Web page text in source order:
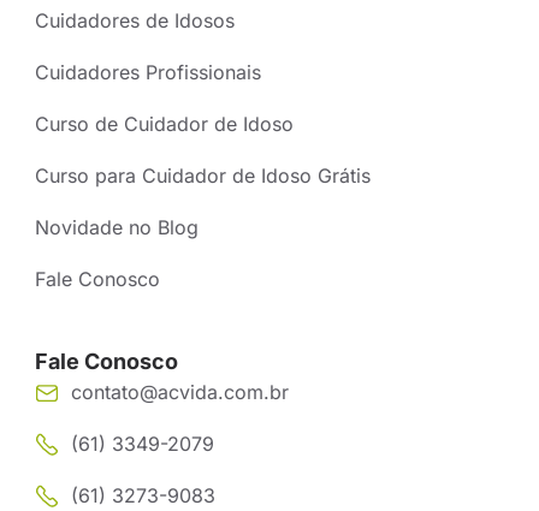
Cuidadores de Idosos
Cuidadores Profissionais
Curso de Cuidador de Idoso
Curso para Cuidador de Idoso Grátis
Novidade no Blog
Fale Conosco
Fale Conosco
contato@acvida.com.br
(61) 3349-2079
(61) 3273-9083